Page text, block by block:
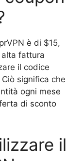
è di $15,
fattura
il codice
significa che
ogni mese
di sconto
il